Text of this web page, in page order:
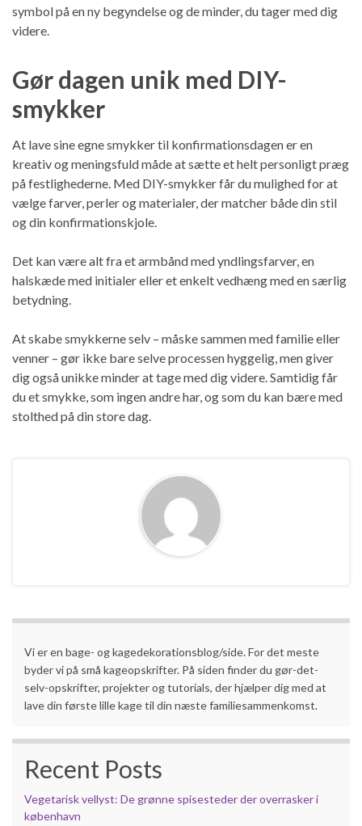
symbol på en ny begyndelse og de minder, du tager med dig
videre.
Gør dagen unik med DIY-
smykker
At lave sine egne smykker til konfirmationsdagen er en
kreativ og meningsfuld måde at sætte et helt personligt præg
på festlighederne. Med DIY-smykker får du mulighed for at
vælge farver, perler og materialer, der matcher både din stil
og din konfirmationskjole.
Det kan være alt fra et armbånd med yndlingsfarver, en
halskæde med initialer eller et enkelt vedhæng med en særlig
betydning.
At skabe smykkerne selv – måske sammen med familie eller
venner – gør ikke bare selve processen hyggelig, men giver
dig også unikke minder at tage med dig videre. Samtidig får
du et smykke, som ingen andre har, og som du kan bære med
stolthed på din store dag.
Vi er en bage- og kagedekorationsblog/side. For det meste
byder vi på små kageopskrifter. På siden finder du gør-det-
selv-opskrifter, projekter og tutorials, der hjælper dig med at
lave din første lille kage til din næste familiesammenkomst.
Recent Posts
Vegetarisk vellyst: De grønne spisesteder der overrasker i
københavn